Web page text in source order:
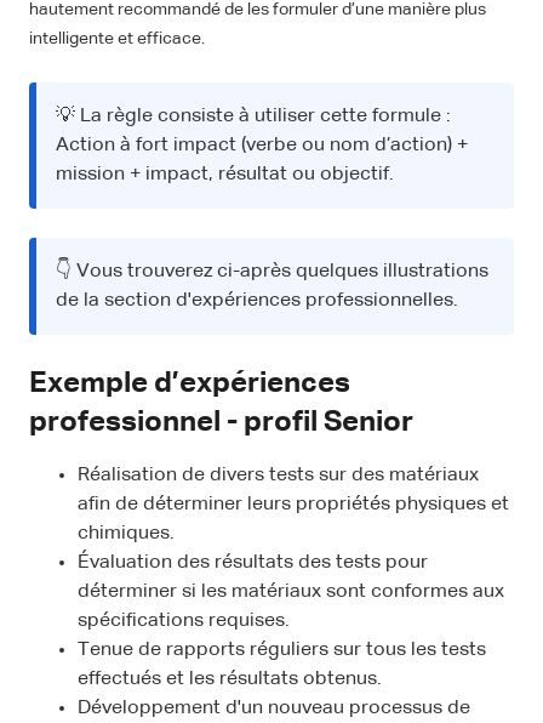
hautement recommandé de les formuler d’une manière plus
intelligente et efficace.
💡 La règle consiste à utiliser cette formule :
Action à fort impact (verbe ou nom d’action) +
mission + impact, résultat ou objectif.
👇 Vous trouverez ci-après quelques illustrations
de la section d'expériences professionnelles.
Exemple d’expériences
professionnel - profil Senior
Réalisation de divers tests sur des matériaux
afin de déterminer leurs propriétés physiques et
chimiques.
Évaluation des résultats des tests pour
déterminer si les matériaux sont conformes aux
spécifications requises.
Tenue de rapports réguliers sur tous les tests
effectués et les résultats obtenus.
Développement d'un nouveau processus de